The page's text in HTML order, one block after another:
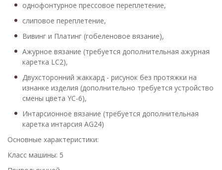
однофонтурное прессовое переплетение,
слиповое переплетение,
Вивинг и Платинг (гобеленовое вязание),
Ажурное вязание (требуется дополнительная ажурная
каретка LC2),
Двухсторонний жаккард - рисунок без протяжки на
изнанке изделия (дополнительно требуется устройство
смены цвета YС-6),
Интарсионное вязание (требуется дополнительная
каретка интарсия AG24)
Основные характеристики:
Класс машины: 5